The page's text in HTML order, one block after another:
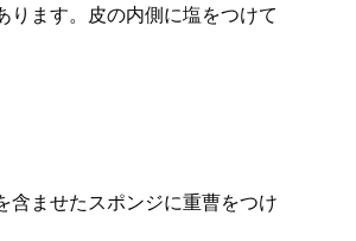
ります。皮の内側に塩をつけて
含ませたスポンジに重曹をつけ